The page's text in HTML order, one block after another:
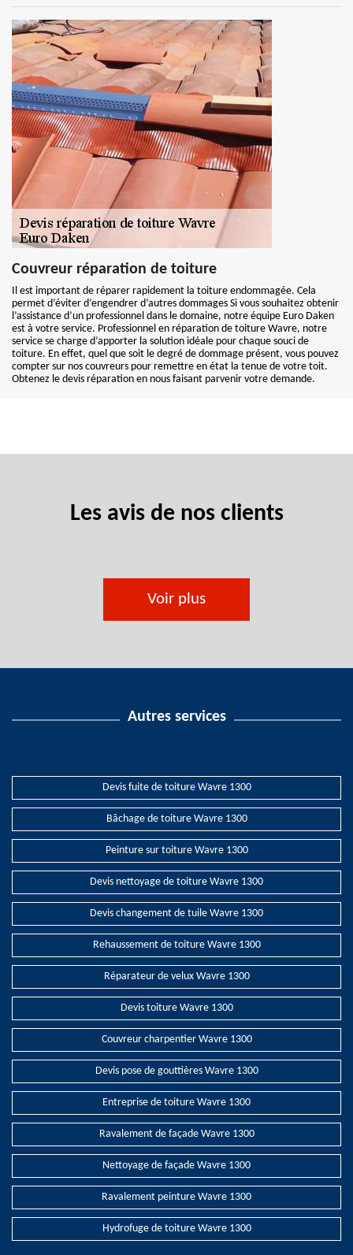
Couvreur réparation de toiture
Il est important de réparer rapidement la toiture endommagée. Cela
permet d’éviter d’engendrer d’autres dommages Si vous souhaitez obtenir
l’assistance d’un professionnel dans le domaine, notre équipe Euro Daken
est à votre service. Professionnel en réparation de toiture Wavre, notre
service se charge d’apporter la solution idéale pour chaque souci de
toiture. En effet, quel que soit le degré de dommage présent, vous pouvez
compter sur nos couvreurs pour remettre en état la tenue de votre toit.
Obtenez le devis réparation en nous faisant parvenir votre demande.
Les avis de nos clients
Voir plus
Autres services
Devis fuite de toiture Wavre 1300
Bâchage de toiture Wavre 1300
Peinture sur toiture Wavre 1300
Devis nettoyage de toiture Wavre 1300
Devis changement de tuile Wavre 1300
Rehaussement de toiture Wavre 1300
Réparateur de velux Wavre 1300
Devis toiture Wavre 1300
Couvreur charpentier Wavre 1300
Devis pose de gouttières Wavre 1300
Entreprise de toiture Wavre 1300
Ravalement de façade Wavre 1300
Nettoyage de façade Wavre 1300
Ravalement peinture Wavre 1300
Hydrofuge de toiture Wavre 1300